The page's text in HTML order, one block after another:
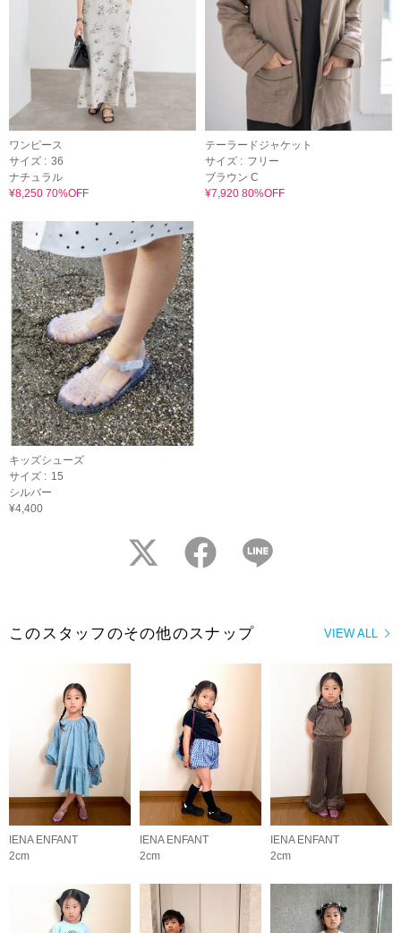
ワンピース
サイズ : 36
ナチュラル
¥8,250 70%OFF
テーラードジャケット
サイズ : フリー
ブラウン C
¥7,920 80%OFF
キッズシューズ
サイズ : 15
シルバー
¥4,400
twitter facebook
VIEW ALL
このスタッフのその他のスナップ
IENA ENFANT
2cm
IENA ENFANT
2cm
IENA ENFANT
2cm